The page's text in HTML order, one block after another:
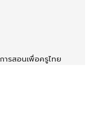
ารสอนเพื่อครูไทย